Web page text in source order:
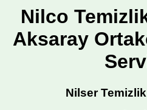
Nilco
Aksaray
Nilser